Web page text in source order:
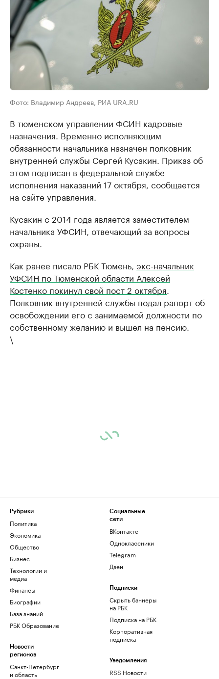
Фото: Владимир Андреев, РИА URA.RU
В тюменском управлении ФСИН кадровые
назначения. Временно исполняющим
обязанности начальника назначен полковник
внутренней службы Сергей Кусакин. Приказ об
этом подписан в федеральной службе
исполнения наказаний 17 октября, сообщается
на сайте управления.
Кусакин с 2014 года является заместителем
начальника УФСИН, отвечающий за вопросы
охраны.
Как ранее писало РБК Тюмень, экс-начальник
УФСИН по Тюменской области Алексей
Костенко покинул свой пост 2 октября
Полковник внутренней службы подал рапорт об
освобождении его с занимаемой должности по
собственному желанию и вышел на пенсию.
\
Рубрики
Политика
Экономика
Общество
Бизнес
Технологии и
медиа
Финансы
Биографии
База знаний
РБК Образование
Новости
регионов
Санкт-Петербург
и область
Социальные
сети
ВКонтакте
Одноклассники
Telegram
Дзен
Подписки
Скрыть баннеры
на РБК
Подписка на РБК
Корпоративная
подписка
Уведомления
RSS Новости